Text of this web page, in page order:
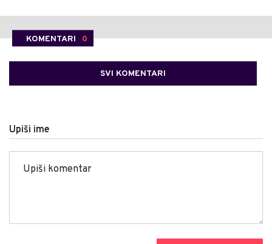
KOMENTARI 0
SVI KOMENTARI
Upiši ime